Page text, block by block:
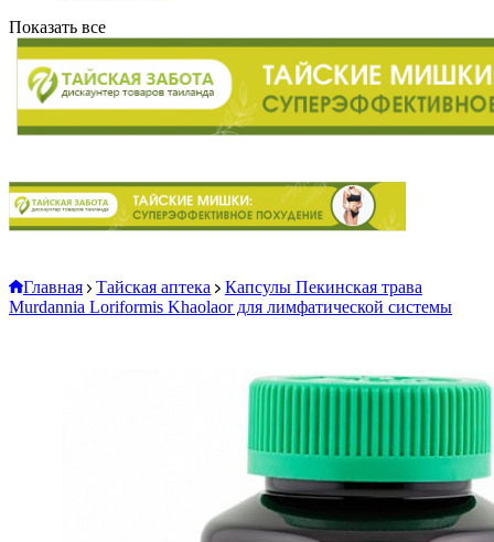
Показать все
Главная Тайская аптека
Капсулы Пекинская трава
Murdannia Loriformis Khaolaor для лимфатической системы